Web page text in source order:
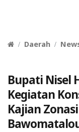
Daerah
Bupati Nisel
Kegiatan
Kajian